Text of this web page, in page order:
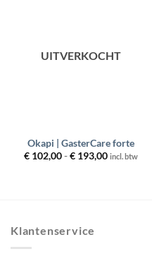
UITVERKOCHT
Okapi | GasterCare forte
€102,00 - €193,00Prijsklasse:
incl. btw
Klantenservice